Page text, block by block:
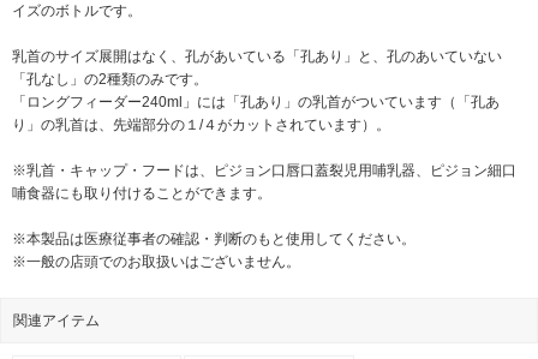
イズのボトルです。
乳首のサイズ展開はなく、孔があいている「孔あり」と、孔のあいていない
「孔なし」の2種類のみです。
「ロングフィーダー240ml」には「孔あり」の乳首がついています（「孔あ
り」の乳首は、先端部分の１/４がカットされています）。
※乳首・キャップ・フードは、ピジョン口唇口蓋裂児用哺乳器、ピジョン細口
哺食器にも取り付けることができます。
※本製品は医療従事者の確認・判断のもと使用してください。
※一般の店頭でのお取扱いはございません。
関連アイテム